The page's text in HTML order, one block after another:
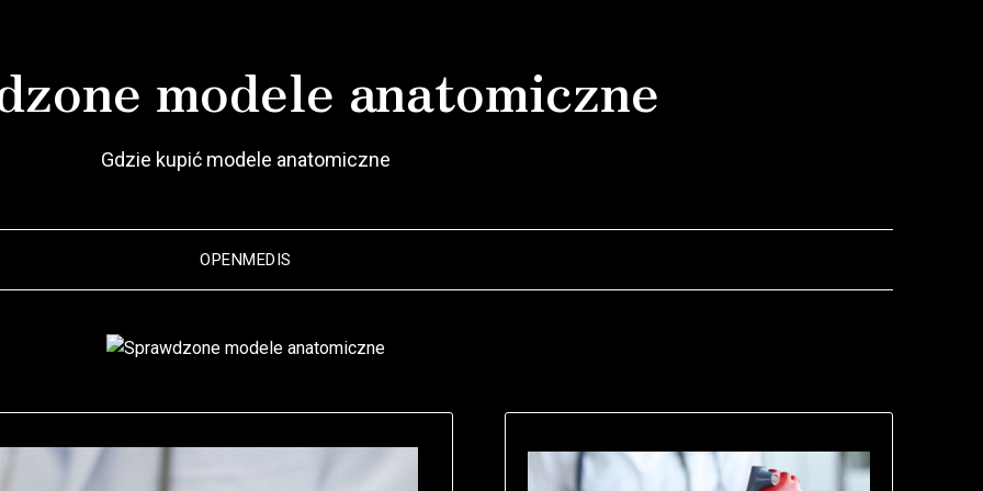
modele anatomiczne
Gdzie kupić modele anatomiczne
OPENMEDIS